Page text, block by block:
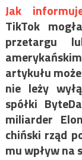
Jak
TikTok
przetargu
artykułu
nie leży
spółki
miliarder
chiński rząd
mu wpływ na